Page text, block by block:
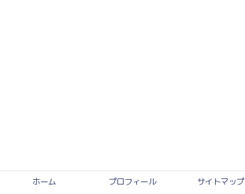
ホーム プロフィール サイトマップ